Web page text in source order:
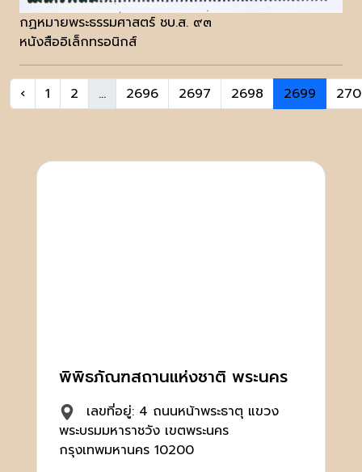
กฏหมายพระธรรมศาสตร์ ชบ.ส. ๙๓
หนังสืออิเล็กทรอนิกส์
‹ 1 2 ... 2696 2697 2698 2699
พิพิธภัณฑสถานแห่งชาติ พระนคร
เลขที่อยู่: 4 ถนนหน้าพระธาตุ แขวง
พระบรมมหาราชวัง เขตพระนคร
กรุงเทพมหานคร 10200